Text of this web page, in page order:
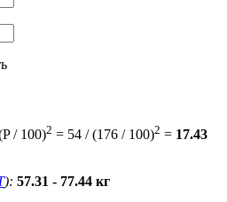
/ 100)2 = 54 / (176 / 100)2 = 17.43
): 57.31 - 77.44 кг